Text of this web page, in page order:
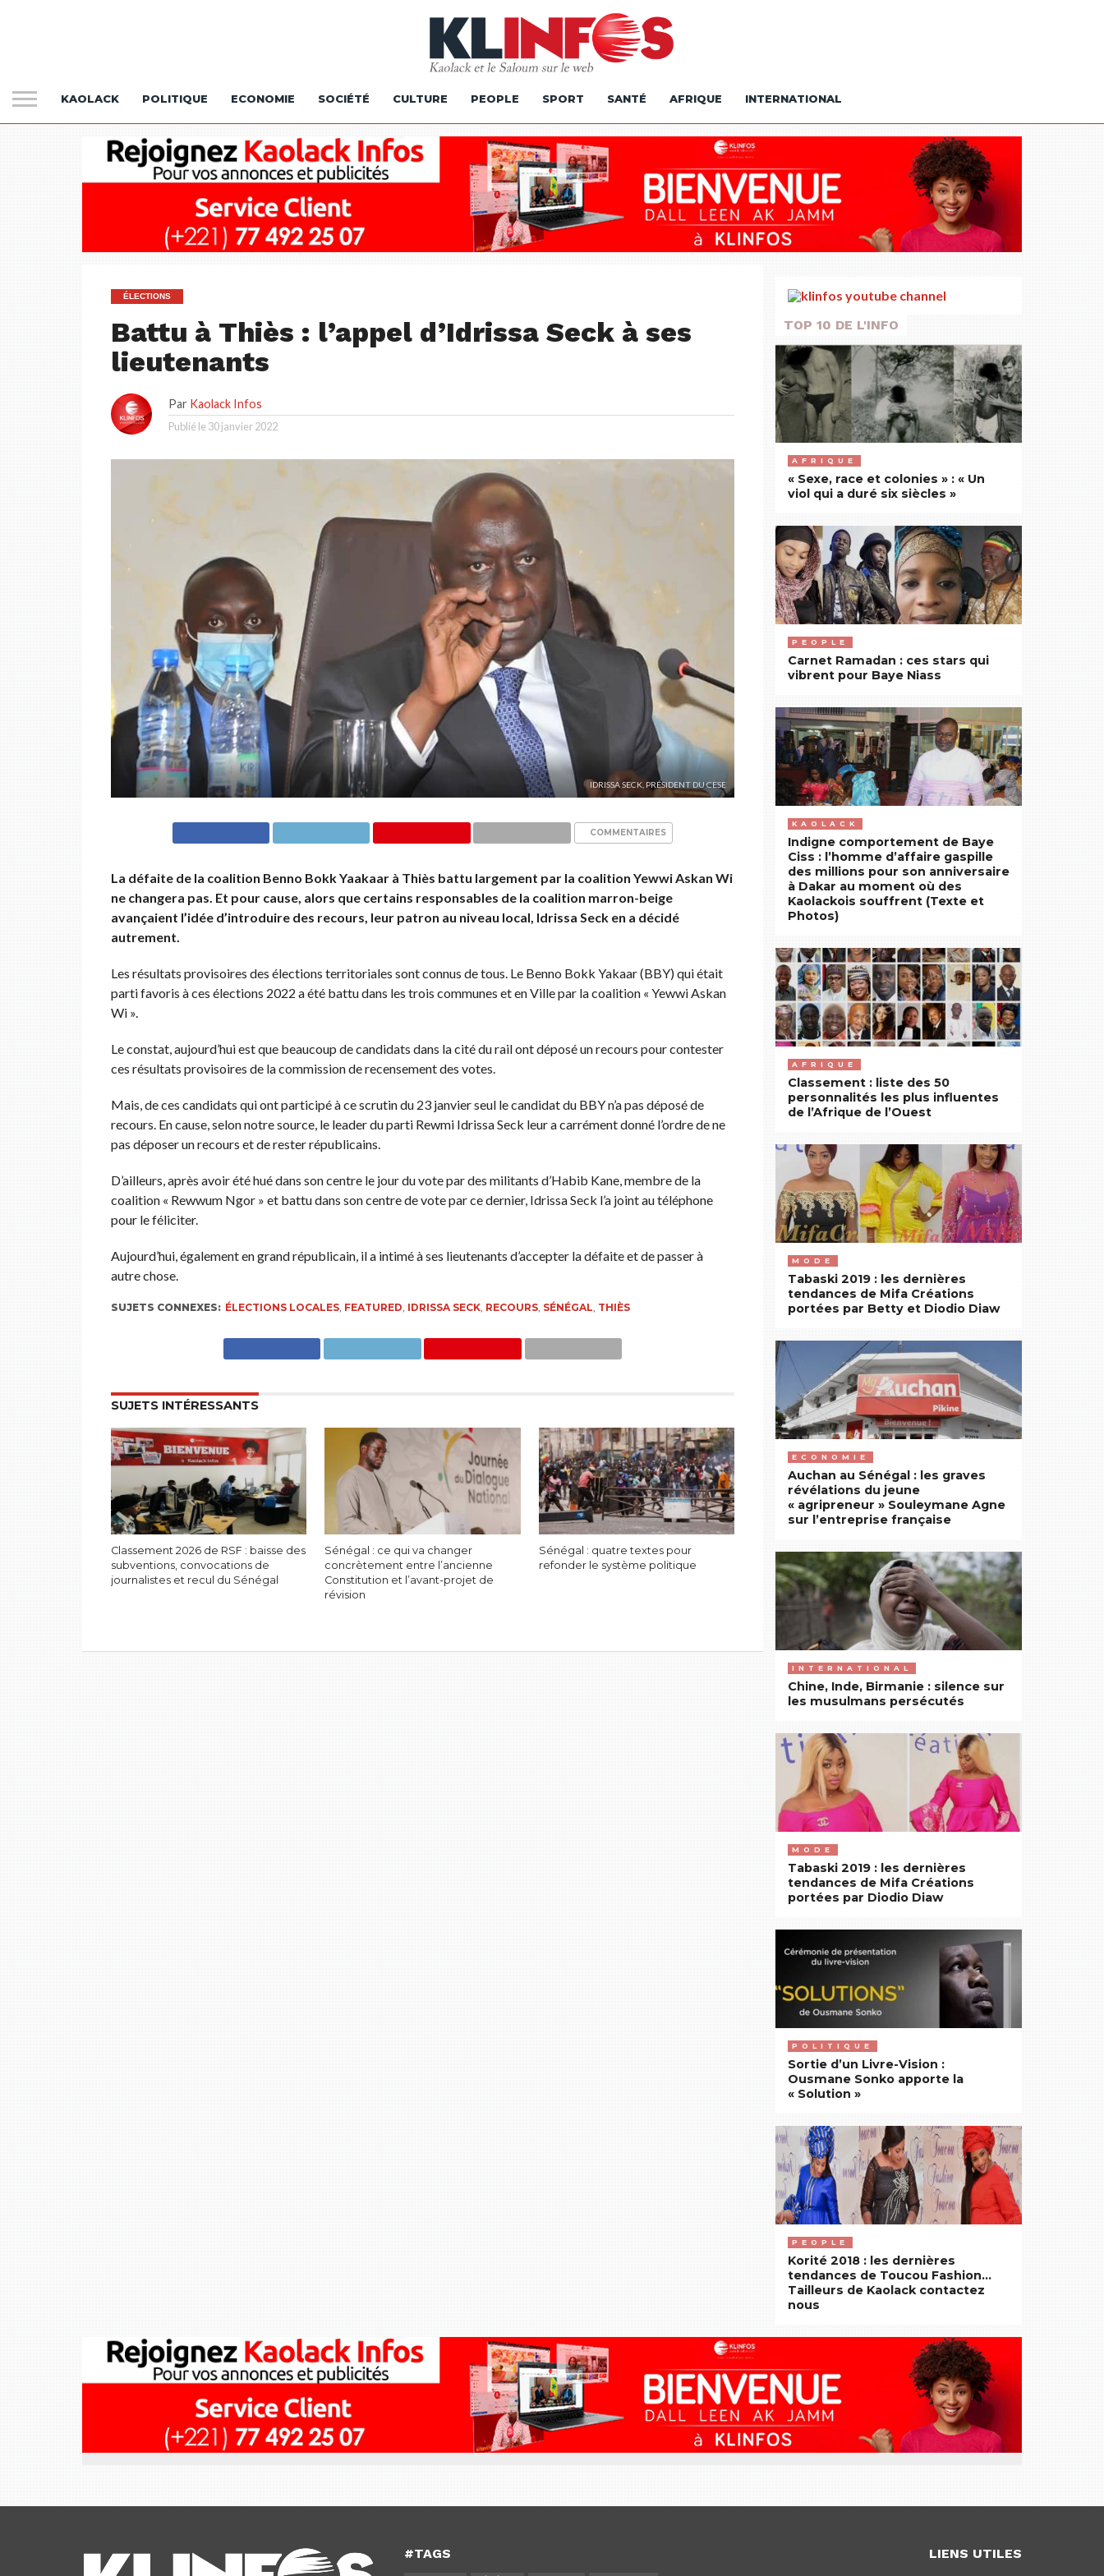
KAOLACK POLITIQUE ECONOMIE SOCIÉTÉ CULTURE PEOPLE SPORT SANTÉ AFRIQUE INTERNATIONAL
ÉLECTIONS
Battu à Thiès : l’appel d’Idrissa Seck à ses
lieutenants
Par Kaolack Infos
Publié le 30 janvier 2022
IDRISSA SECK, PRÉSIDENT DU CESE
COMMENTAIRES
La défaite de la coalition Benno Bokk Yaakaar à Thiès battu largement par la coalition Yewwi Askan Wi
ne changera pas. Et pour cause, alors que certains responsables de la coalition marron-beige
avançaient l’idée d’introduire des recours, leur patron au niveau local, Idrissa Seck en a décidé
autrement.
Les résultats provisoires des élections territoriales sont connus de tous. Le Benno Bokk Yakaar (BBY) qui était
parti favoris à ces élections 2022 a été battu dans les trois communes et en Ville par la coalition « Yewwi Askan
Wi ».
Le constat, aujourd’hui est que beaucoup de candidats dans la cité du rail ont déposé un recours pour contester
ces résultats provisoires de la commission de recensement des votes.
Mais, de ces candidats qui ont participé à ce scrutin du 23 janvier seul le candidat du BBY n’a pas déposé de
recours. En cause, selon notre source, le leader du parti Rewmi Idrissa Seck leur a carrément donné l’ordre de ne
pas déposer un recours et de rester républicains.
D’ailleurs, après avoir été hué dans son centre le jour du vote par des militants d’Habib Kane, membre de la
coalition « Rewwum Ngor » et battu dans son centre de vote par ce dernier, Idrissa Seck l’a joint au téléphone
pour le féliciter.
Aujourd’hui, également en grand républicain, il a intimé à ses lieutenants d’accepter la défaite et de passer à
autre chose.
SUJETS CONNEXES: ÉLECTIONS LOCALES, FEATURED IDRISSA SECK, RECOURS, SÉNÉGAL THIÈS
SUJETS INTÉRESSANTS
Classement 2026 de RSF : baisse des
subventions, convocations de
journalistes et recul du Sénégal
Sénégal : ce qui va changer
concrètement entre l’ancienne
Constitution et l’avant-projet de
révision
Sénégal : quatre textes pour
refonder le système politique
TOP 10 DE L'INFO
AFRIQUE
« Sexe, race et colonies » : « Un
viol qui a duré six siècles »
PEOPLE
Carnet Ramadan : ces stars qui
vibrent pour Baye Niass
KAOLACK
Indigne comportement de Baye
Ciss : l’homme d’affaire gaspille
des millions pour son anniversaire
à Dakar au moment où des
Kaolackois souffrent (Texte et
Photos)
AFRIQUE
Classement : liste des 50
personnalités les plus influentes
de l’Afrique de l’Ouest
MODE
Tabaski 2019 : les dernières
tendances de Mifa Créations
portées par Betty et Diodio Diaw
ECONOMIE
Auchan au Sénégal : les graves
révélations du jeune
« agripreneur » Souleymane Agne
sur l’entreprise française
INTERNATIONAL
Chine, Inde, Birmanie : silence sur
les musulmans persécutés
MODE
Tabaski 2019 : les dernières
tendances de Mifa Créations
portées par Diodio Diaw
POLITIQUE
Sortie d’un Livre-Vision :
Ousmane Sonko apporte la
« Solution »
PEOPLE
Korité 2018 : les dernières
tendances de Toucou Fashion…
Tailleurs de Kaolack contactez
nous
#TAGS LIENS UTILES